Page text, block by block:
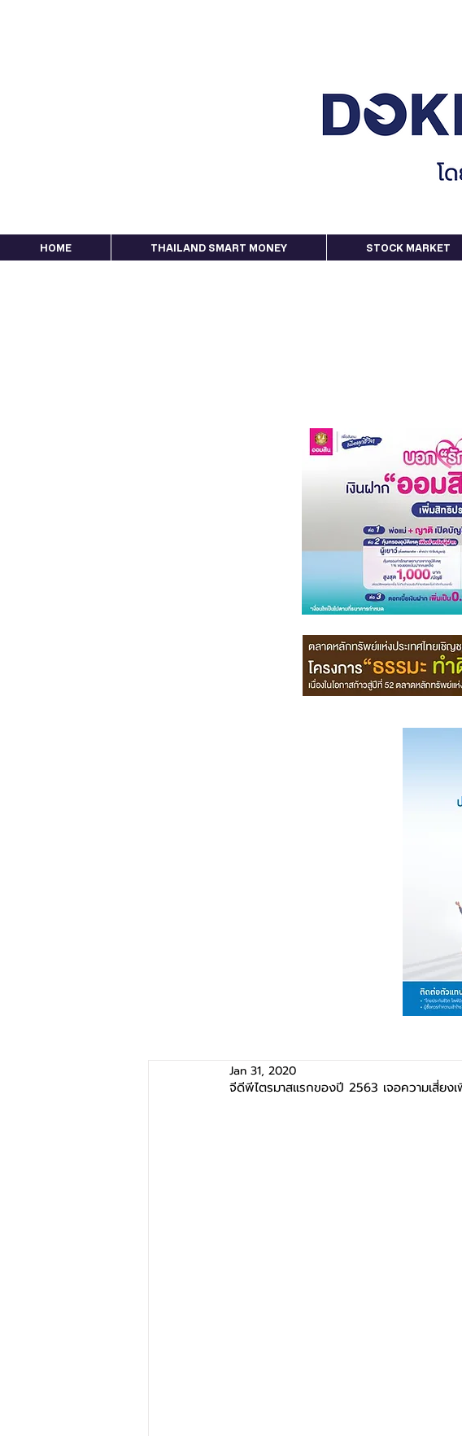
HOME THAILAND SMART MONEY STOCK MARKET
จีดีพีไตรมาสแรกของปี 2563 เจอความเสี่ย
Jan 31, 2020